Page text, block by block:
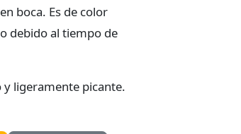
boca. Es de color
debido al tiempo de
ligeramente picante.